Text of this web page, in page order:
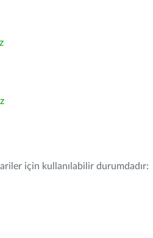
için kullanılabilir durumdadır: